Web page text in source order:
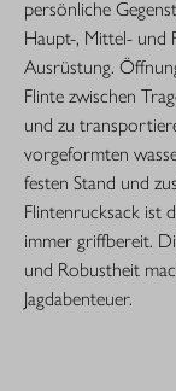
persönliche
Haupt-, Mittel- und
Ausrüstung.
Flinte zwischen
und zu
vorgeformten
festen Stand und
Flintenrucksack ist
immer griffbereit.
und Robustheit
Jagdabenteuer.